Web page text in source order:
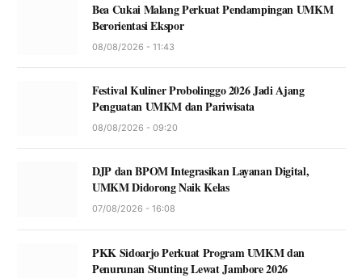
Bea Cukai Malang Perkuat Pendampingan UMKM
Berorientasi Ekspor
08/08/2026 - 11:43
Festival Kuliner Probolinggo 2026 Jadi Ajang
Penguatan UMKM dan Pariwisata
08/08/2026 - 09:20
DJP dan BPOM Integrasikan Layanan Digital,
UMKM Didorong Naik Kelas
07/08/2026 - 16:08
PKK Sidoarjo Perkuat Program UMKM dan
Penurunan Stunting Lewat Jambore 2026